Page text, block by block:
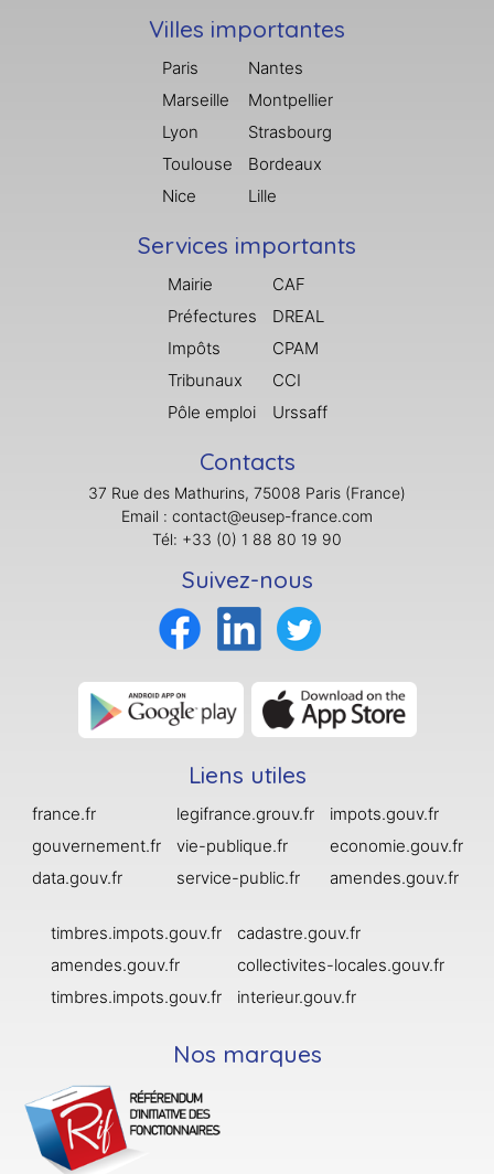
Villes importantes
Paris
Marseille
Lyon
Toulouse
Nice
Nantes
Montpellier
Strasbourg
Bordeaux
Lille
Services importants
Mairie
Préfectures
Impôts
Tribunaux
Pôle emploi
CAF
DREAL
CPAM
CCI
Urssaff
Contacts
37 Rue des Mathurins, 75008 Paris (France)
Email : contact@eusep-france.com
Tél: +33 (0) 1 88 80 19 90
Suivez-nous
Liens utiles
france.fr
gouvernement.fr
data.gouv.fr
legifrance.grouv.fr
vie-publique.fr
service-public.fr
impots.gouv.fr
economie.gouv.fr
amendes.gouv.fr
timbres.impots.gouv.fr
amendes.gouv.fr
timbres.impots.gouv.fr
cadastre.gouv.fr
collectivites-locales.gouv.fr
interieur.gouv.fr
Nos marques